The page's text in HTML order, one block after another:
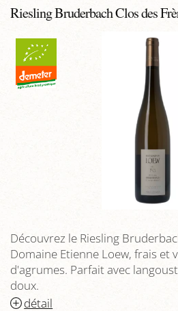
Riesling Bruderbach Clos des
Découvrez le Riesling
Domaine Etienne Loew, frais et
d'agrumes. Parfait avec
doux.
détail